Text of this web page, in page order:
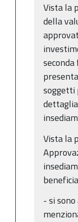
Vista la
della
Vista la
- si